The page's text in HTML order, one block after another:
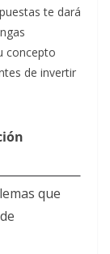
te dará
concepto
de invertir
que